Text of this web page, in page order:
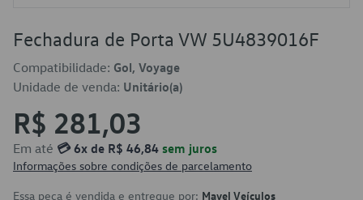
Fechadura de Porta VW 5U4839016F
Compatibilidade: Gol, Voyage
Unidade de venda: Unitário(a)
R$ 281,03
Em até 💳 6x de R$ 46,84 sem juros
Informações sobre condições de parcelamento
Essa peça é vendida e entregue por: Mavel Veículos